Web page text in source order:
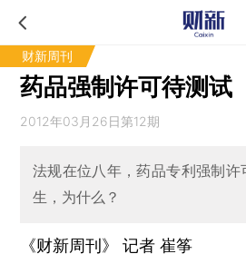
财新周刊
药品强制许可待测试
2012年03月26日第12期
法规在位八年，药品专利强制
生，为什么？
《财新周刊》 记者崔筝